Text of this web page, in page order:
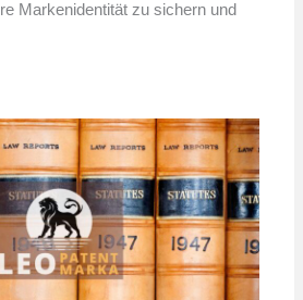
Markenidentität zu sichern und